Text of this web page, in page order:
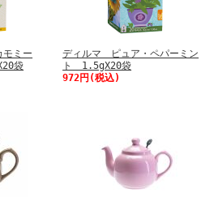
ミー
袋
ディルマ ピュア・ペパーミン
ト 1.5gX20袋
972円(税込)